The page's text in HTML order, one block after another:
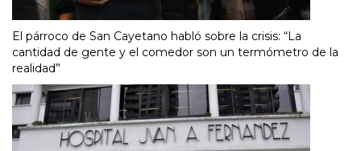
El párroco de San Cayetano habló sobre la crisis: “La
cantidad de gente y el comedor son un termómetro de la
realidad”